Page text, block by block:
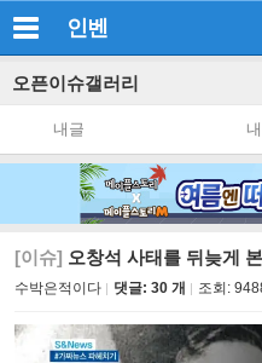
인벤
오픈이슈갤러리
내글
[이슈] 오창석 사태를 뒤늦게
수박은적이다 댓글: 30 개 조회: